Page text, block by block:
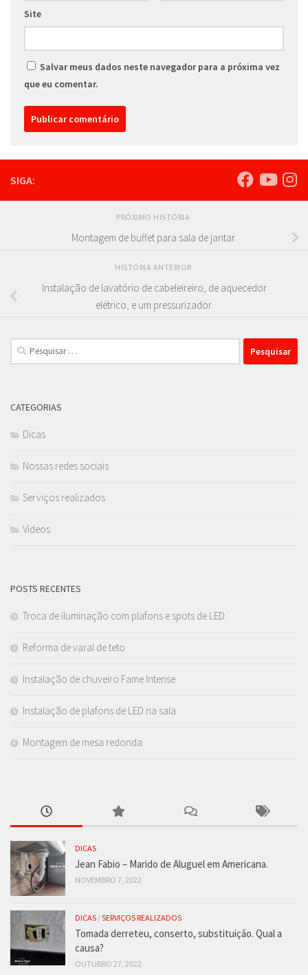
Site
Salvar meus dados neste navegador para a próxima vez
que eu comentar.
SIGA:
PRÓXIMO HISTÓRIA
Montagem de buffet para sala de jantar.
HISTÓRIA ANTERIOR
Instalação de lavatório de cabeleireiro, de aquecedor
elétrico, e um pressurizador.
Pesquisar
por:
CATEGORIAS
Dicas
Nossas redes sociais
Serviços realizados
Videos
POSTS RECENTES
Troca de iluminação com plafons e spots de LED
Reforma de varal de teto
Instalação de chuveiro Fame Intense
Instalação de plafons de LED na sala
Montagem de mesa redonda
DICAS
Jean Fabio – Marido de Aluguel em Americana.
NOVEMBRO 7, 2022
DICAS /SERVIÇOS REALIZADOS
Tomada derreteu, conserto, substituição. Qual a
causa?
OUTUBRO 27, 2022